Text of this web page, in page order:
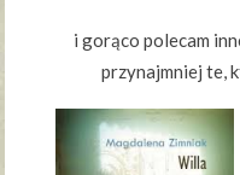
i gorąco polecam
przynajmniej te,